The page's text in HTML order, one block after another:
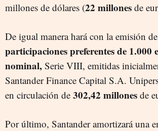
millones de dólares (22 millones de
De igual manera hará con la emisión de
participaciones preferentes de 1.000
nominal, Serie VIII, emitidas
Santander Finance Capital S.A.
en circulación de 302,42 millones de
Por último, Santander amortizará una